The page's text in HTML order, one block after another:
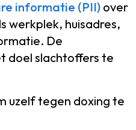
informatie (PII) over
werkplek, huisadres,
De
doel slachtoffers te
uzelf tegen doxing te